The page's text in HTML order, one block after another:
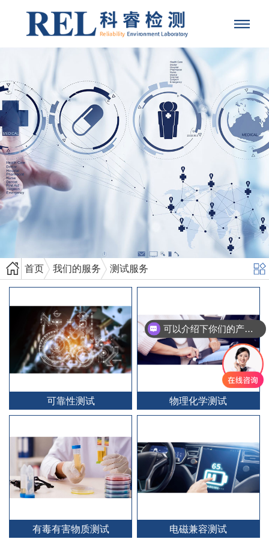
首页 我们的服务 测试服务
可靠性测试 物理化学测试
有毒有害物质测试 电磁兼容测试
可以介绍下你们的产品么？